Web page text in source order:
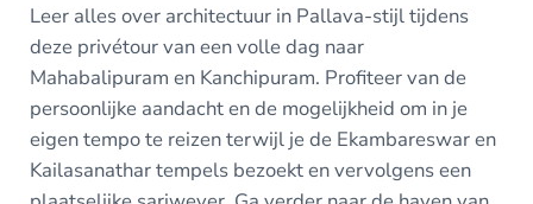
Leer alles over architectuur in Pallava-stijl tijdens
deze privétour van een volle dag naar
Mahabalipuram en Kanchipuram. Profiteer van de
persoonlijke aandacht en de mogelijkheid om in je
eigen tempo te reizen terwijl je de Ekambareswar en
Kailasanathar tempels bezoekt en vervolgens een